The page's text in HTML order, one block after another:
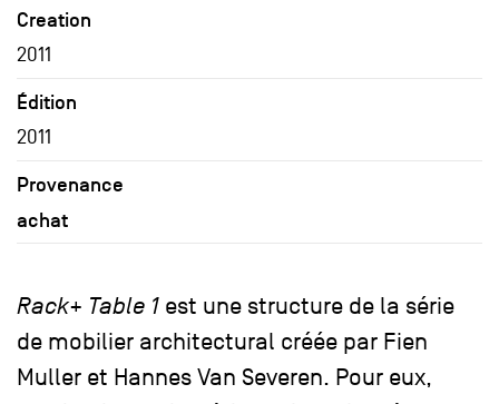
Creation
2011
Édition
2011
Provenance
achat
Rack+ Table 1 est une structure de la série
de mobilier architectural créée par Fien
Muller et Hannes Van Severen. Pour eux,